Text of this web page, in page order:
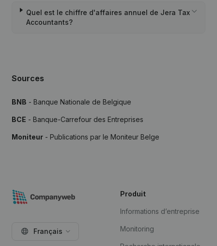
Quel est le chiffre d'affaires annuel de Jera Tax
Accountants?
Sources
BNB - Banque Nationale de Belgique
BCE - Banque-Carrefour des Entreprises
Moniteur - Publications par le Moniteur Belge
Français
Produit
Informations d’entreprise
Monitoring